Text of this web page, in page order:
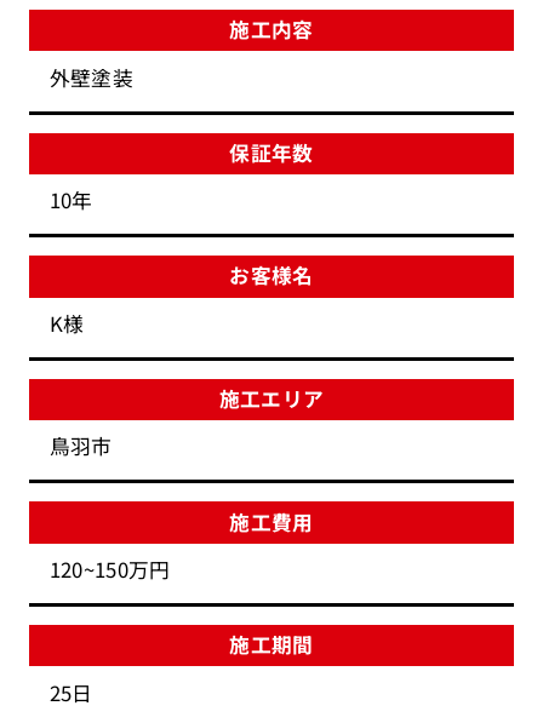
施工内容
外壁塗装
保証年数
10年
お客様名
K様
施工エリア
鳥羽市
施工費用
120~150万円
施工期間
25日